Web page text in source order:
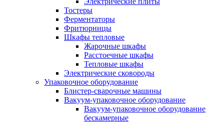
Тостеры
Ферментаторы
Фритюрницы
Шкафы тепловые
Жарочные шкафы
Расстоечные шкафы
Тепловые шкафы
Электрические сковороды
Упаковочное оборудование
Блистер-сварочные машины
Вакуум-упаковочное оборудование
Вакуум-упаковочное оборудование
беcкамерные